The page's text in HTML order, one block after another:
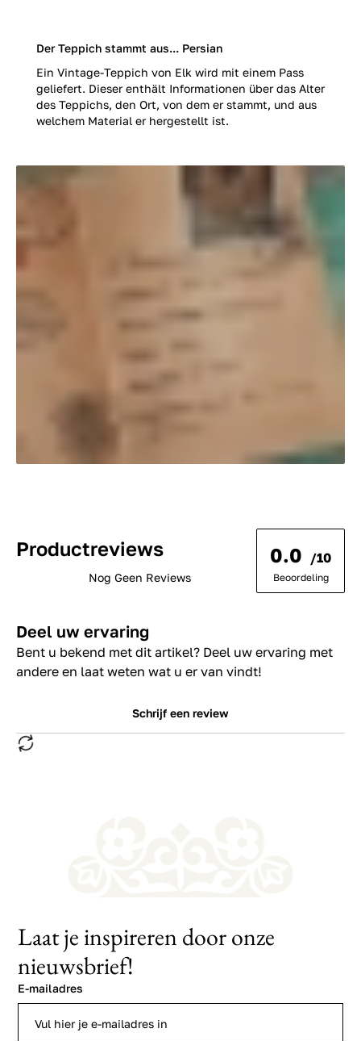
Der Teppich stammt aus... Persian
Ein Vintage-Teppich von Elk wird mit einem Pass
geliefert. Dieser enthält Informationen über das Alter
des Teppichs, den Ort, von dem er stammt, und aus
welchem Material er hergestellt ist.
Productreviews
Nog Geen Reviews
0.0 /10
Beoordeling
Deel uw ervaring
Bent u bekend met dit artikel? Deel uw ervaring met
andere en laat weten wat u er van vindt!
Schrijf een review
Laat je inspireren door onze
nieuwsbrief!
E-mailadres